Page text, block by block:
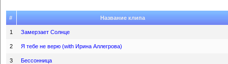
# Название клипа
1 Замерзает Солнце
2 Я тебе не верю (with Ирина Аллегрова)
3 Бессонница